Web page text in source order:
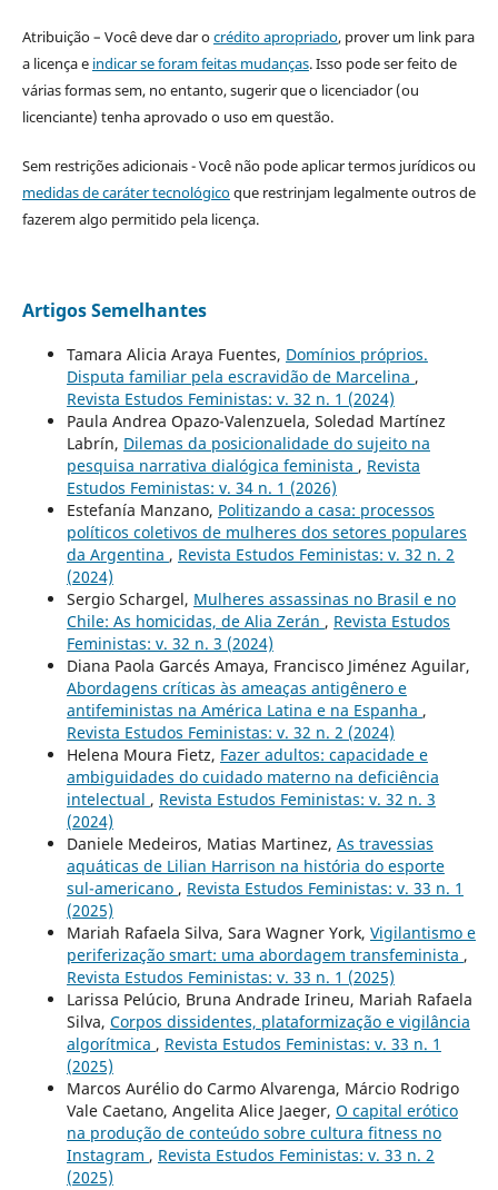
Atribuição – Você deve dar ocrédito apropriado, prover um link para
a licença e indicar se foram feitas mudanças. Isso pode ser feito de
várias formas sem, no entanto, sugerir que o licenciador (ou
licenciante) tenha aprovado o uso em questão.
Sem restrições adicionais - Você não pode aplicar termos jurídicos ou
medidas de caráter tecnológicoque restrinjam legalmente outros de
fazerem algo permitido pela licença.
Artigos Semelhantes
Tamara Alicia Araya Fuentes, Domínios próprios.
Disputa familiar pela escravidão de Marcelina ,
Revista Estudos Feministas: v. 32 n. 1 (2024)
Paula Andrea Opazo-Valenzuela, Soledad Martínez
Labrín, Dilemas da posicionalidade do sujeito na
pesquisa narrativa dialógica feminista , Revista
Estudos Feministas: v. 34 n. 1 (2026)
Estefanía Manzano, Politizando a casa: processos
políticos coletivos de mulheres dos setores populares
da Argentina , Revista Estudos Feministas: v. 32 n. 2
(2024)
Sergio Schargel, Mulheres assassinas no Brasil e no
Chile: As homicidas, de Alia Zerán , Revista Estudos
Feministas: v. 32 n. 3 (2024)
Diana Paola Garcés Amaya, Francisco Jiménez Aguilar,
Abordagens críticas às ameaças antigênero e
antifeministas na América Latina e na Espanha ,
Revista Estudos Feministas: v. 32 n. 2 (2024)
Helena Moura Fietz, Fazer adultos: capacidade e
ambiguidades do cuidado materno na deficiência
intelectual , Revista Estudos Feministas: v. 32 n. 3
(2024)
Daniele Medeiros, Matias Martinez, As travessias
aquáticas de Lilian Harrison na história do esporte
sul-americano , Revista Estudos Feministas: v. 33 n. 1
(2025)
Mariah Rafaela Silva, Sara Wagner York, Vigilantismo e
periferização smart: uma abordagem transfeminista ,
Revista Estudos Feministas: v. 33 n. 1 (2025)
Larissa Pelúcio, Bruna Andrade Irineu, Mariah Rafaela
Silva, Corpos dissidentes, plataformização e vigilância
algorítmica , Revista Estudos Feministas: v. 33 n. 1
(2025)
Marcos Aurélio do Carmo Alvarenga, Márcio Rodrigo
Vale Caetano, Angelita Alice Jaeger, O capital erótico
na produção de conteúdo sobre cultura fitness no
Instagram , Revista Estudos Feministas: v. 33 n. 2
(2025)